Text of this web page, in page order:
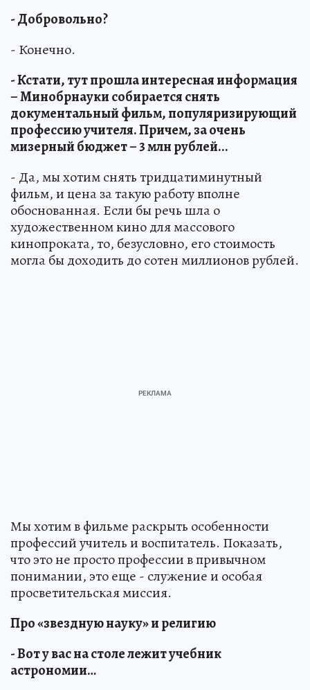
- Добровольно?
- Конечно.
- Кстати, тут прошла интересная информация
– Минобрнауки собирается снять
документальный фильм, популяризирующий
профессию учителя. Причем, за очень
мизерный бюджет – 3 млн рублей...
- Да, мы хотим снять тридцатиминутный
фильм, и цена за такую работу вполне
обоснованная. Если бы речь шла о
художественном кино для массового
кинопроката, то, безусловно, его стоимость
могла бы доходить до сотен миллионов рублей.
Мы хотим в фильме раскрыть особенности
профессий учитель и воспитатель. Показать,
что это не просто профессии в привычном
понимании, это еще - служение и особая
просветительская миссия.
Про «звездную науку» и религию
- Вот у вас на столе лежит учебник
астрономии…